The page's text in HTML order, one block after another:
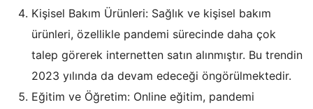
Kişisel Bakım Ürünleri: Sağlık ve kişisel bakım
ürünleri, özellikle pandemi sürecinde daha çok
talep görerek internetten satın alınmıştır. Bu trendin
2023 yılında da devam edeceği öngörülmektedir.
Eğitim ve Öğretim: Online eğitim, pandemi